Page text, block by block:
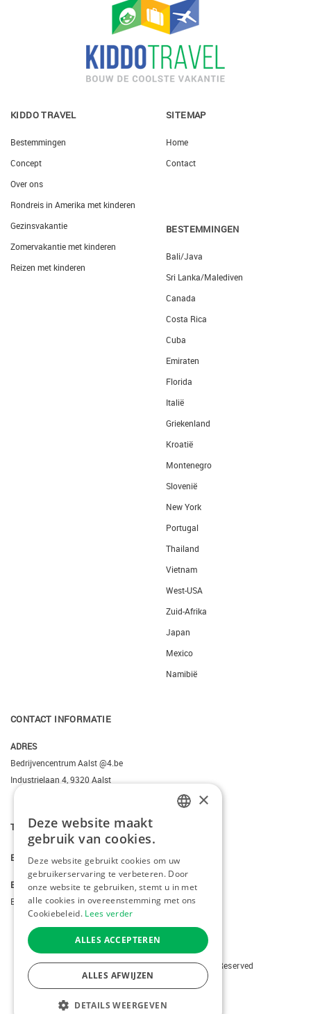
KIDDO TRAVEL
Bestemmingen
Concept
Over ons
Rondreis in Amerika met kinderen
Gezinsvakantie
Zomervakantie met kinderen
Reizen met kinderen
SITEMAP
Home
Contact
BESTEMMINGEN
Bali/Java
Sri Lanka/Malediven
Canada
Costa Rica
Cuba
Emiraten
Florida
Italië
Griekenland
Kroatië
Montenegro
Slovenië
New York
Portugal
Thailand
Vietnam
West-USA
Zuid-Afrika
Japan
Mexico
Namibië
CONTACT INFORMATIE
ADRES
Bedrijvencentrum Aalst @4.be
Industrielaan 4, 9320 Aalst
T. +3223095206
E. info@kiddotravel.be
BTW
BE 0685795740
Copyright © 2026 Kiddotravel. All Rights Reserved
webdesignby conversal
ENGLISH
×
Deze website maakt
gebruik van cookies.
Deze website gebruikt cookies om uw
gebruikerservaring te verbeteren. Door
onze website te gebruiken, stemt u in met
alle cookies in overeenstemming met ons
Cookiebeleid. Lees verder
ALLES ACCEPTEREN
ALLES AFWIJZEN
DETAILS WEERGEVEN